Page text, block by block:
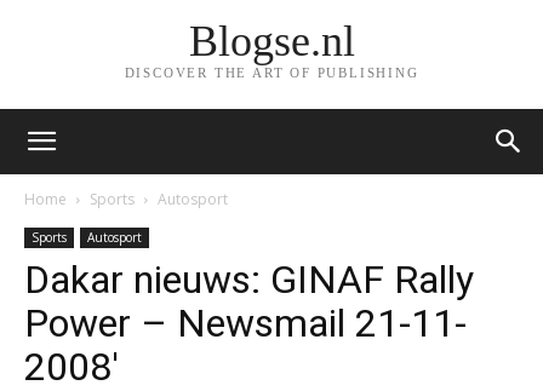
Blogse.nl
DISCOVER THE ART OF PUBLISHING
Home Sports Autosport
Sports Autosport
Dakar nieuws: GINAF Rally
Power – Newsmail 21-11-
2008′